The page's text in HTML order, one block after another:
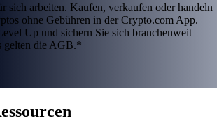
sich arbeiten. Kaufen, verkaufen oder handeln
ohne Gebühren in der Crypto.com App.
Up und sichern Sie sich branchenweit
gelten die AGB.*